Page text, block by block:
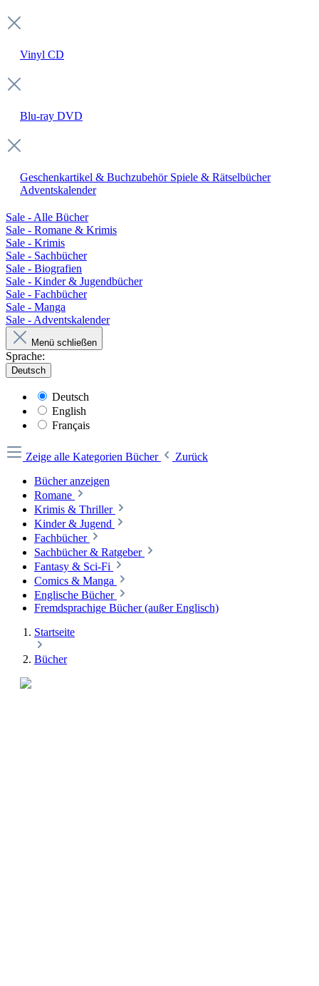
Vinyl CD
Blu-ray DVD
Geschenkartikel & Buchzubehör Spiele & Rätselbücher
Adventskalender
Sale - Alle Bücher
Sale - Romane & Krimis
Sale - Krimis
Sale - Sachbücher
Sale - Biografien
Sale - Kinder & Jugendbücher
Sale - Fachbücher
Sale - Manga
Sale - Adventskalender
Menü schließen
Sprache:
Deutsch
Deutsch
English
Français
Zeige alle Kategorien Bücher
Zurück
Bücher anzeigen
Romane
Krimis & Thriller
Kinder & Jugend
Fachbücher
Sachbücher & Ratgeber
Fantasy & Sci-Fi
Comics & Manga
Englische Bücher
Fremdsprachige Bücher (außer Englisch)
Startseite
Bücher